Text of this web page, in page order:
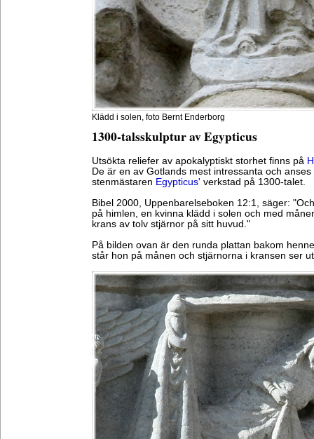
Klädd i solen, foto Bernt Enderborg
1300-talsskulptur av Egypticus
Utsökta reliefer av apokalyptiskt storhet finns på
De är en av Gotlands mest intressanta och
stenmästaren Egypticus' verkstad på 1300-talet.
Bibel 2000, Uppenbarelseboken 12:1, säger:
på himlen, en kvinna klädd i solen och med
krans av tolv stjärnor på sitt huvud."
På bilden ovan är den runda plattan bakom
står hon på månen och stjärnorna i kransen ser